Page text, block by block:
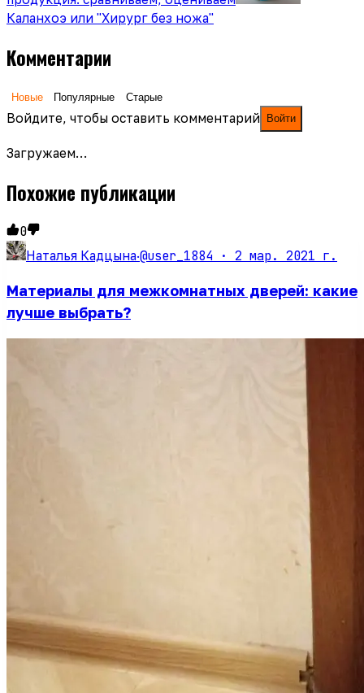
Каланхоэ или "Хирург без ножа"
Комментарии
Новые Популярные Старые
Войдите, чтобы оставить комментарий Войти
Загружаем…
Похожие публикации
0
Наталья Кадцына·@user_1884 · 2 мар. 2021 г.
Материалы для межкомнатных дверей: какие
лучше выбрать?